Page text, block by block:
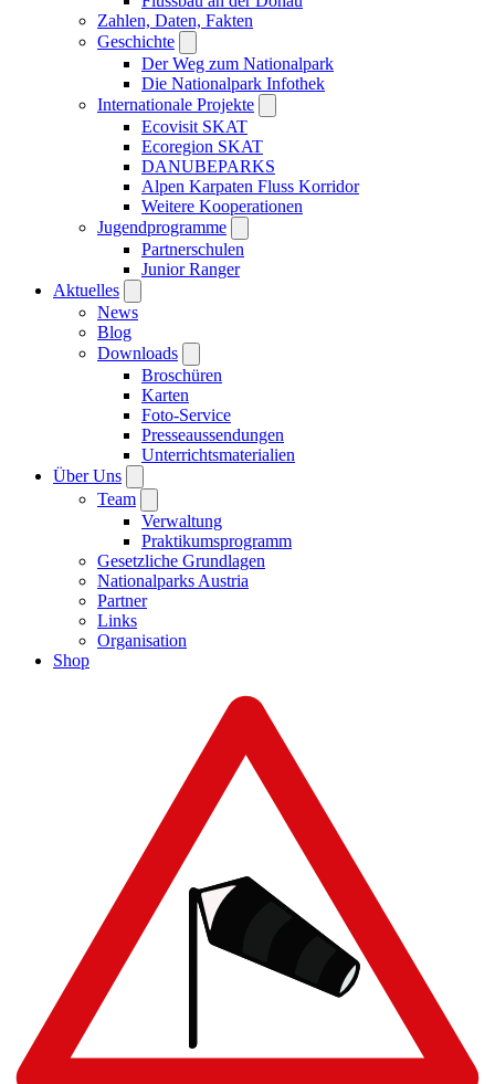
Zahlen, Daten, Fakten
Geschichte
Der Weg zum Nationalpark
Die Nationalpark Infothek
Internationale Projekte
Ecovisit SKAT
Ecoregion SKAT
DANUBEPARKS
Alpen Karpaten Fluss Korridor
Weitere Kooperationen
Jugendprogramme
Partnerschulen
Junior Ranger
Aktuelles
News
Blog
Downloads
Broschüren
Karten
Foto-Service
Presseaussendungen
Unterrichtsmaterialien
Über Uns
Team
Verwaltung
Praktikumsprogramm
Gesetzliche Grundlagen
Nationalparks Austria
Partner
Links
Organisation
Shop